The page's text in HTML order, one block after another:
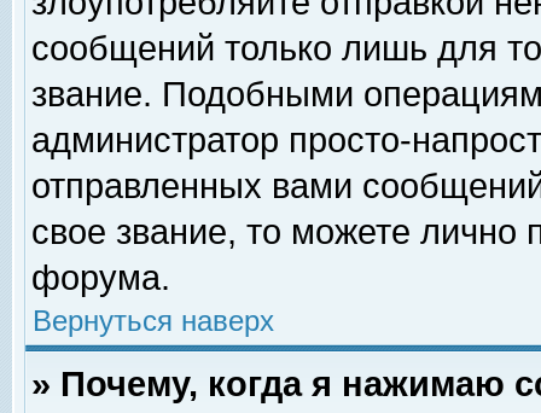
сообщений только лишь для
звание. Подобными
администратор просто-
отправленных вами
свое звание, то можете лично
форума.
Вернуться наверх
» Почему, когда я нажимаю